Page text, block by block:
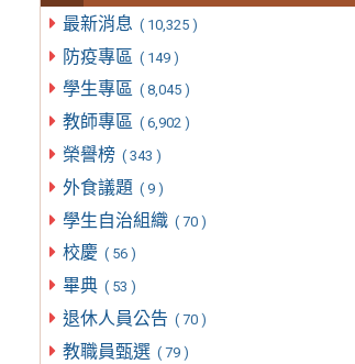
最新消息 ( 10,325 )
防疫專區 ( 149 )
學生專區 ( 8,045 )
教師專區 ( 6,902 )
榮譽榜 ( 343 )
外食議題 ( 9 )
學生自治組織 ( 70 )
校慶 ( 56 )
畢典 ( 53 )
退休人員公告 ( 70 )
教職員甄選 ( 79 )